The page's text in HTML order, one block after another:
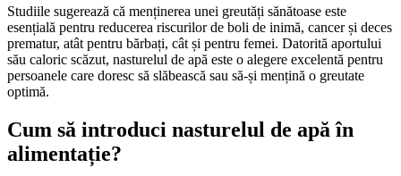
Studiile sugerează că menținerea unei greutăți sănătoase este
esențială pentru reducerea riscurilor de boli de inimă, cancer și deces
prematur, atât pentru bărbați, cât și pentru femei. Datorită aportului
său caloric scăzut, nasturelul de apă este o alegere excelentă pentru
persoanele care doresc să slăbească sau să-și mențină o greutate
optimă.
Cum să introduci nasturelul de apă în
alimentație?